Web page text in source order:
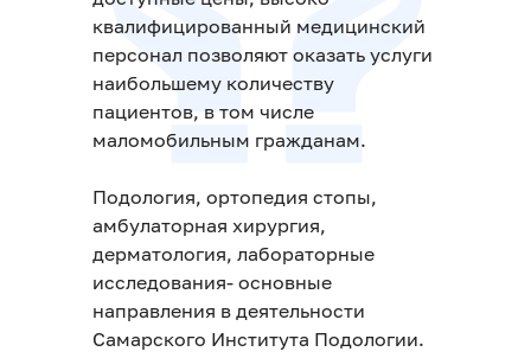
квалифицированный медицинский
персонал позволяют оказать услуги
наибольшему количеству
пациентов, в том числе
маломобильным гражданам.
Подология, ортопедия стопы,
амбулаторная хирургия,
дерматология, лабораторные
исследования- основные
направления в деятельности
Самарского Института Подологии.